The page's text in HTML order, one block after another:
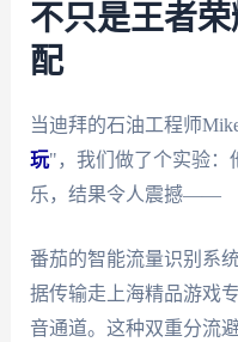
不只是王者
配
当迪拜的石油工程师
玩"，我们做了个实验：
乐，结果令人震撼——
番茄的智能流量识别系
据传输走上海精品游戏
音通道。这种双重分流